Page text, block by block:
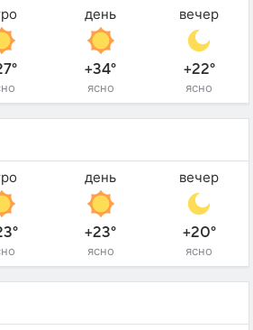
день
+34°
ясно
вечер
+22°
ясно
день
+23°
ясно
вечер
+20°
ясно